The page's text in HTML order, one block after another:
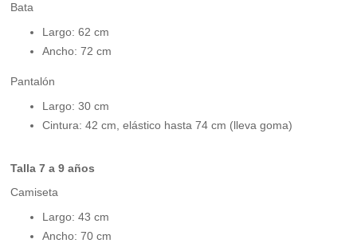
Bata
Largo: 62 cm
Ancho: 72 cm
Pantalón
Largo: 30 cm
Cintura: 42 cm, elástico hasta 74 cm (lleva goma)
Talla 7 a 9 años
Camiseta
Largo: 43 cm
Ancho: 70 cm